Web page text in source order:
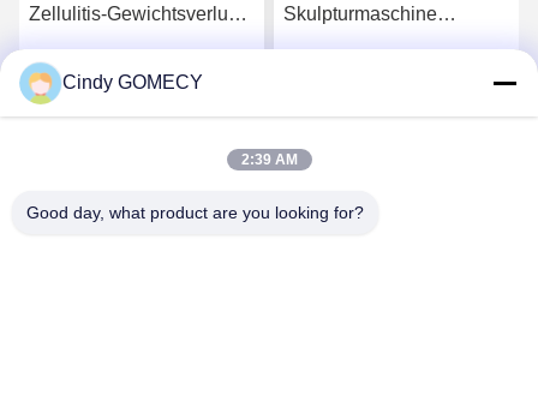
Zellulitis-Gewichtsverlust-
EMS Muskelstimulator
Wir Reden Jetzt.
Skulpturmaschine
Cindy GOMECY
2:39 AM
Good day, what product are you looking for?